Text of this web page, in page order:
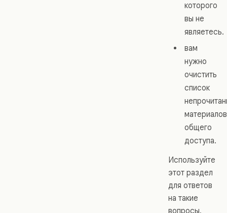
которого
вы не
являетесь.
вам
нужно
очистить
список
материалов
общего
доступа.
Используйте
этот раздел
для ответов
на такие
вопросы,